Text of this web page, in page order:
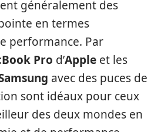
généralement des
en termes
performance. Par
Pro d’Apple et les
avec des puces de
sont idéaux pour ceux
des deux mondes en